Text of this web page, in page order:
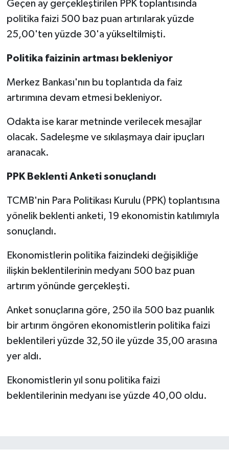
Geçen ay gerçekleştirilen PPK toplantısında
politika faizi 500 baz puan artırılarak yüzde
25,00'ten yüzde 30'a yükseltilmişti.
Politika faizinin artması bekleniyor
Merkez Bankası'nın bu toplantıda da faiz
artırımına devam etmesi bekleniyor.
Odakta ise karar metninde verilecek mesajlar
olacak. Sadeleşme ve sıkılaşmaya dair ipuçları
aranacak.
PPK Beklenti Anketi sonuçlandı
TCMB'nin Para Politikası Kurulu (PPK) toplantısına
yönelik beklenti anketi, 19 ekonomistin katılımıyla
sonuçlandı.
Ekonomistlerin politika faizindeki değişikliğe
ilişkin beklentilerinin medyanı 500 baz puan
artırım yönünde gerçekleşti.
Anket sonuçlarına göre, 250 ila 500 baz puanlık
bir artırım öngören ekonomistlerin politika faizi
beklentileri yüzde 32,50 ile yüzde 35,00 arasına
yer aldı.
Ekonomistlerin yıl sonu politika faizi
beklentilerinin medyanı ise yüzde 40,00 oldu.